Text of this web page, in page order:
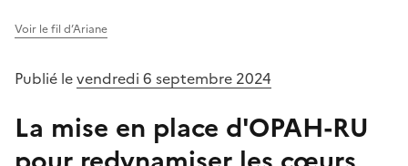
Voir le fil d’Ariane
Publié levendredi 6 septembre 2024
La mise en place d'OPAH-RU